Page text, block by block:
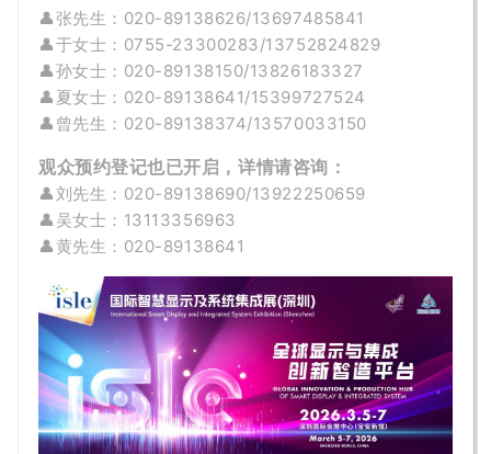
👤张先生：020-89138626/13697485841
👤于女士：0755-23300283/13752824829
👤孙女士：020-89138150/13826183327
👤 夏女士：020-89138641/15399727524
👤曾先生： 020-89138374/13570033150
观众预约登记也已开启，详情请咨询：
👤刘先生：020-89138690/13922250659
👤吴女士：13113356963
👤黄先生 ：020-89138641